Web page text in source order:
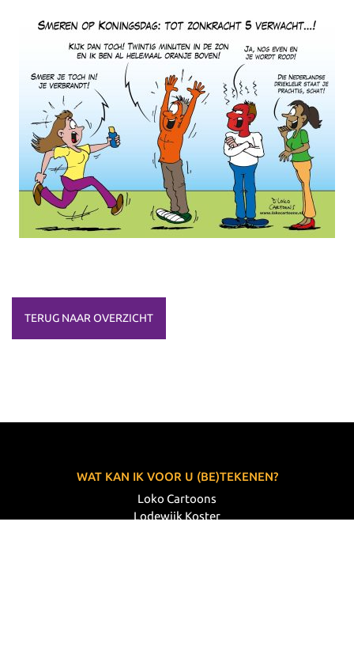
TERUG NAAR OVERZICHT
WAT KAN IK VOOR U (BE)TEKENEN?
Loko Cartoons
Lodewijk Koster